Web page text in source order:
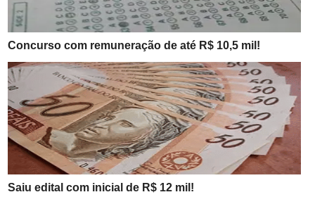
Concurso com remuneração de até R$ 10,5 mil!
Saiu edital com inicial de R$ 12 mil!